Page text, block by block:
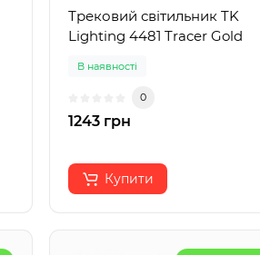
Трековий світильник TK
Lighting 4481 Tracer Gold
В наявності
0
1243 грн
Купити